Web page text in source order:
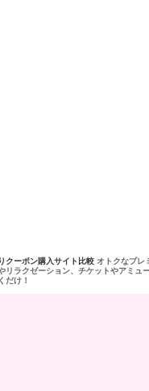
クーポン購入サイト比較 オトクなプレ
リラクゼーション、チケットやアミ
だけ！